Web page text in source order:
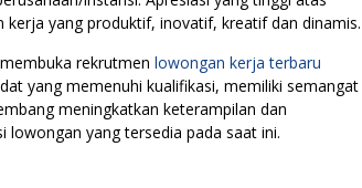
yang produktif, inovatif, kreatif dan dinamis.
rekrutmen lowongan kerja terbaru
yang memenuhi kualifikasi, memiliki semangat
meningkatkan keterampilan dan
lowongan yang tersedia pada saat ini.